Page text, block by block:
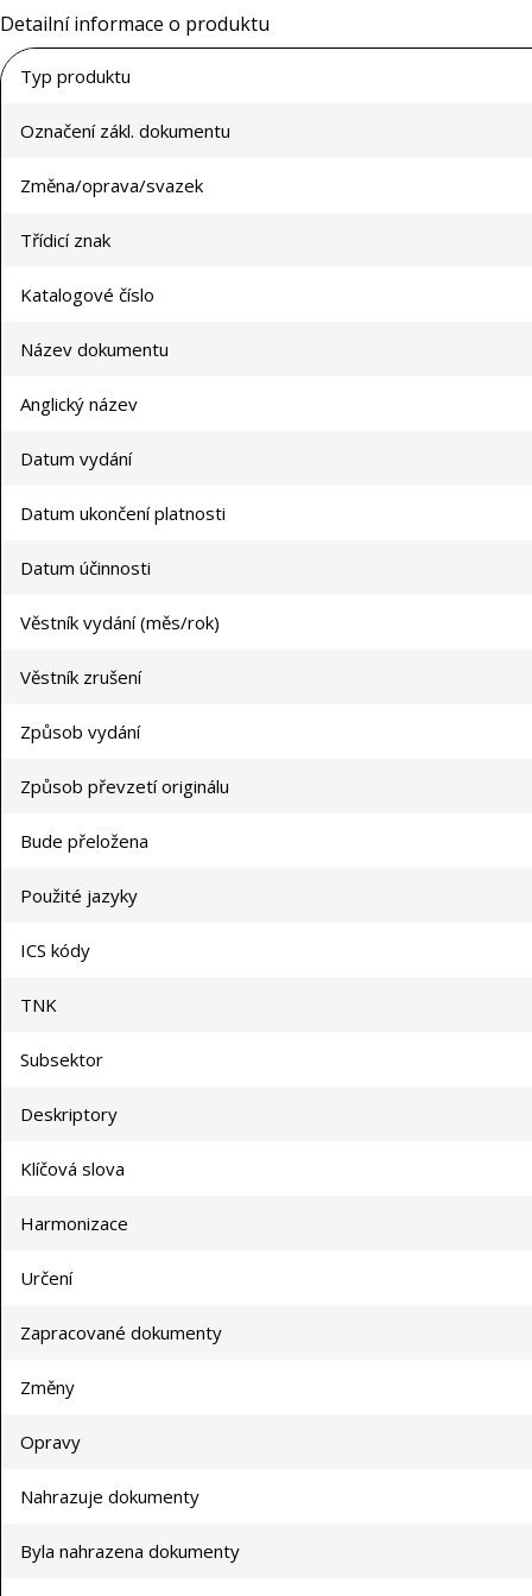
Detailní informace o produktu
Typ produktu
Označení zákl. dokumentu
Změna/oprava/svazek
Třídicí znak
Katalogové číslo
Název dokumentu
Anglický název
Datum vydání
Datum ukončení platnosti
Datum účinnosti
Věstník vydání (měs/rok)
Věstník zrušení
Způsob vydání
Způsob převzetí originálu
Bude přeložena
Použité jazyky
ICS kódy
TNK
Subsektor
Deskriptory
Klíčová slova
Harmonizace
Určení
Zapracované dokumenty
Změny
Opravy
Nahrazuje dokumenty
Byla nahrazena dokumenty